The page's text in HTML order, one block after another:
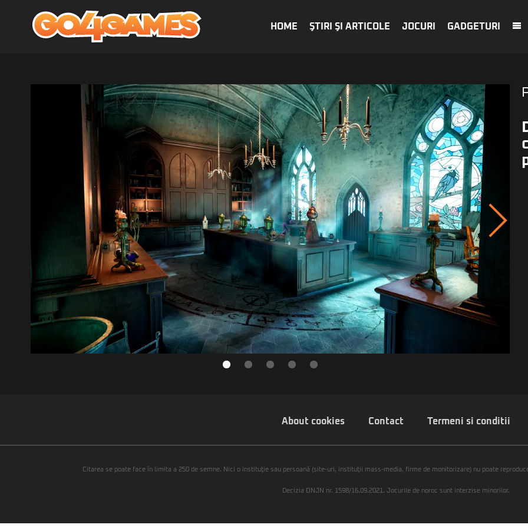
HOME ŞTIRI ŞI ARTICOLE JOCURI GADGETURI
About cookies Contact Termeni si conditii
Citarea se poate face în limita a 250 de semne. Nici o instituţie sau persoană (site-uri, instituţii mass-media, firme de monitorizare) nu poate
Decizia ONJN nr. 1598/16.09.2021. Jocurile de noroc sunt interzise minorilor.